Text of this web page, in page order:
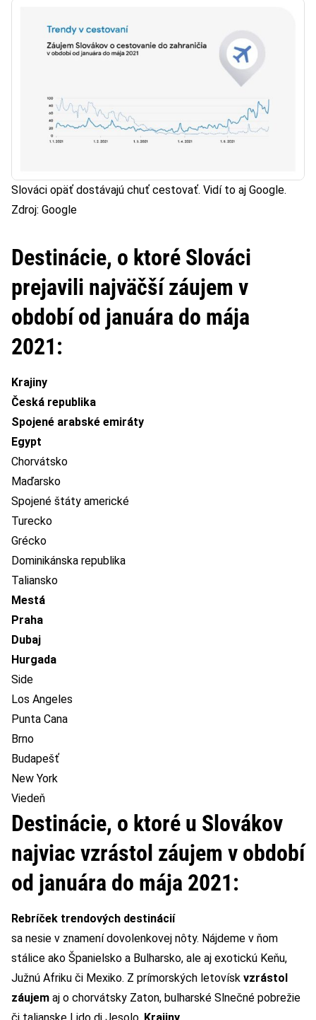
Slováci opäť dostávajú chuť cestovať. Vidí to aj Google.
Zdroj: Google
Destinácie, o ktoré Slováci
prejavili najväčší záujem v
období od januára do mája
2021:
Krajiny
Česká republika
Spojené arabské emiráty
Egypt
Chorvátsko
Maďarsko
Spojené štáty americké
Turecko
Grécko
Dominikánska republika
Taliansko
Mestá
Praha
Dubaj
Hurgada
Side
Los Angeles
Punta Cana
Brno
Budapešť
New York
Viedeň
Destinácie, o ktoré u Slovákov
najviac vzrástol záujem v období
od januára do mája 2021:
Rebríček trendových destinácií
sa nesie v znamení dovolenkovej nôty. Nájdeme v ňom
stálice ako Španielsko a Bulharsko, ale aj exotickú Keňu,
Južnú Afriku či Mexiko. Z prímorských letovísk vzrástol
záujem aj o chorvátsky Zaton, bulharské Slnečné pobrežie